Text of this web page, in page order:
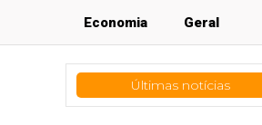
Economia Geral
Últimas notícias